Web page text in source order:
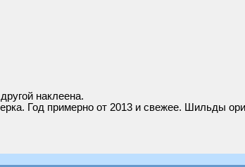
наклеена.
Год примерно от 2013 и свежее. Шильды